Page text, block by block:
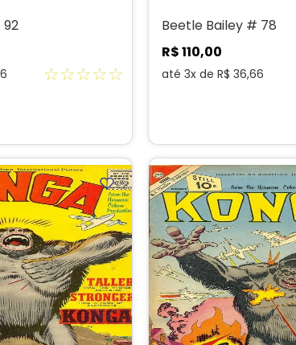
☆☆☆☆☆
Beetle Bailey # 78
R$110,00
até 3x de R$ 36,66